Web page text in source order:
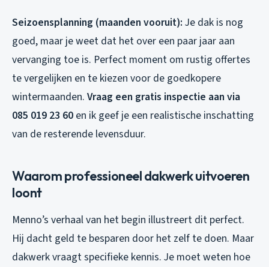
Seizoensplanning (maanden vooruit): Je dak is nog
goed, maar je weet dat het over een paar jaar aan
vervanging toe is. Perfect moment om rustig offertes
te vergelijken en te kiezen voor de goedkopere
wintermaanden. Vraag een gratis inspectie aan via
085 019 23 60 en ik geef je een realistische inschatting
van de resterende levensduur.
Waarom professioneel dakwerk uitvoeren
loont
Menno’s verhaal van het begin illustreert dit perfect.
Hij dacht geld te besparen door het zelf te doen. Maar
dakwerk vraagt specifieke kennis. Je moet weten hoe